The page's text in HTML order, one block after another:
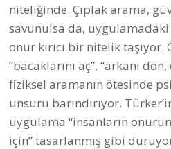
niteliğinde. Çıplak arama,
savunulsa da, uygulamadaki
onur kırıcı bir nitelik taşıyor.
“bacaklarını aç”, “arkanı
fiziksel aramanın ötesinde
unsuru barındırıyor.
uygulama “insanların
için” tasarlanmış gibi